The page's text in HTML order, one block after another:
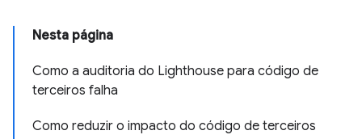
Nesta página
Como a auditoria do Lighthouse para código de
terceiros falha
Como reduzir o impacto do código de terceiros